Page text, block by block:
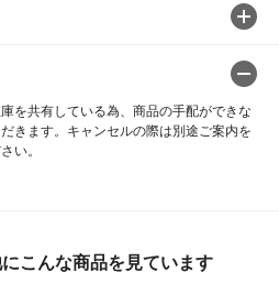
を共有している為、商品の手配ができな
きます。キャンセルの際は別途ご案内を
い。
こんな商品を見ています